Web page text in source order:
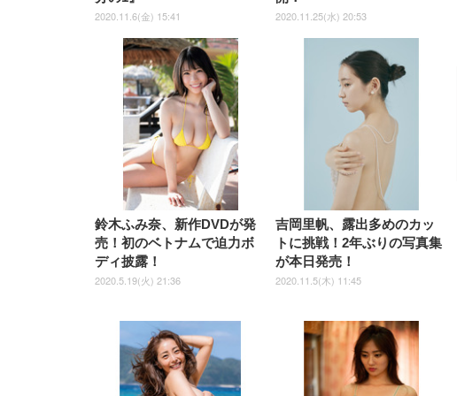
2020.11.6(金) 15:41 2020.11.25(水) 20:53
鈴木ふみ奈、新作DVDが発
売！初のベトナムで迫力ボ
ディ披露！
2020.5.19(火) 21:36
吉岡里帆、露出多めのカッ
トに挑戦！2年ぶりの写真集
が本日発売！
2020.11.5(木) 11:45